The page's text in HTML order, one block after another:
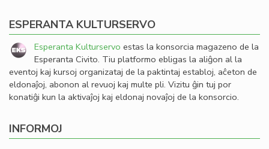
ESPERANTA KULTURSERVO
Esperanta Kulturservo estas la konsorcia magazeno de la
Esperanta Civito. Tiu platformo ebligas la aliĝon al la
eventoj kaj kursoj organizataj de la paktintaj establoj, aĉeton de
eldonaĵoj, abonon al revuoj kaj multe pli. Vizitu ĝin tuj por
konatiĝi kun la aktivaĵoj kaj eldonaj novaĵoj de la konsorcio.
INFORMOJ